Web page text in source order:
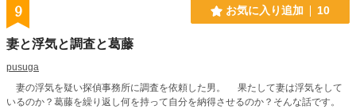
9 お気に入り追加 10
妻と浮気と調査と葛藤
pusuga
妻の浮気を疑い探偵事務所に調査を依頼した男。 果たして妻は浮気をして
いるのか？葛藤を繰り返し何を持って自分を納得させるのか？そんな話です。